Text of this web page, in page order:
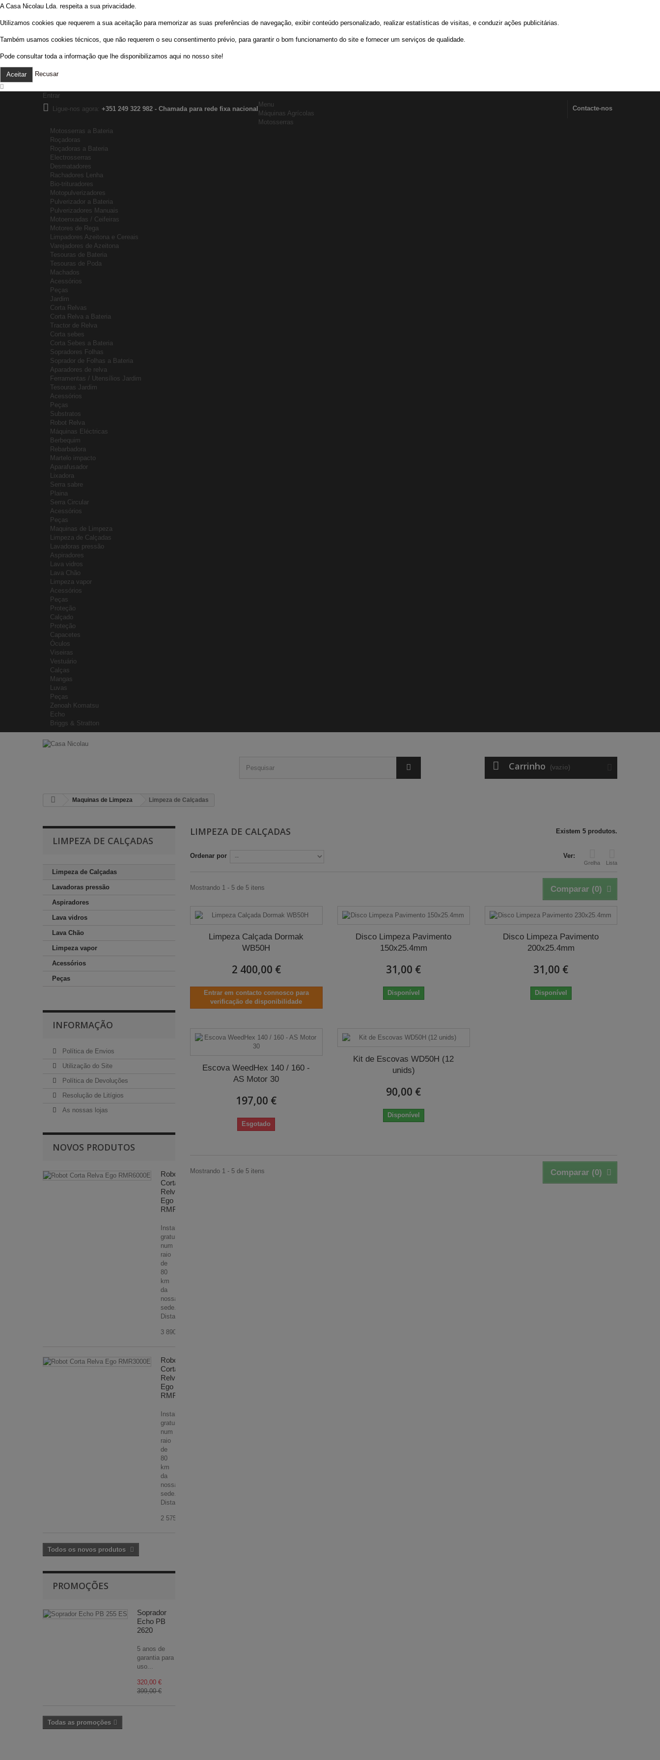
A Casa Nicolau Lda. respeita a sua privacidade.
Utilizamos cookies que requerem a sua aceitação para memorizar as suas preferências de navegação, exibir conteúdo personalizado, realizar estatísticas de visitas, e conduzir ações publicitárias.
Também usamos cookies técnicos, que não requerem o seu consentimento prévio, para garantir o bom funcionamento do site e fornecer um serviços de qualidade.
Pode consultar toda a informação que lhe disponibilizamos aqui no nosso site!
Aceitar Recusar
Entrar
Contacte-nos
Ligue-nos agora: +351 249 322 982 - Chamada para rede fixa nacional
Menu
Máquinas Agrícolas
Motosserras
Motosserras a Bateria
Roçadoras
Roçadoras a Bateria
Electrosserras
Desmatadores
Rachadores Lenha
Bio-trituradores
Motopulverizadores
Pulverizador a Bateria
Pulverizadores Manuais
Motoenxadas / Ceifeiras
Motores de Rega
Limpadores Azeitona e Cereais
Varejadores de Azeitona
Tesouras de Bateria
Tesouras de Poda
Machados
Acessórios
Peças
Jardim
Corta Relvas
Corta Relva a Bateria
Tractor de Relva
Corta sebes
Corta Sebes a Bateria
Sopradores Folhas
Soprador de Folhas a Bateria
Aparadores de relva
Ferramentas / Utensílios Jardim
Tesouras Jardim
Acessórios
Peças
Substratos
Robot Relva
Máquinas Eléctricas
Berbequim
Rebarbadora
Martelo impacto
Aparafusador
Lixadora
Serra sabre
Plaina
Serra Circular
Acessórios
Peças
Maquinas de Limpeza
Limpeza de Calçadas
Lavadoras pressão
Aspiradores
Lava vidros
Lava Chão
Limpeza vapor
Acessórios
Peças
Proteção
Calçado
Proteção
Capacetes
Óculos
Viseiras
Vestuário
Calças
Mangas
Luvas
Peças
Zenoah Komatsu
Echo
Briggs & Stratton
Carrinho (vazio)
Maquinas de Limpeza Limpeza de Calçadas
LIMPEZA DE CALÇADAS
Limpeza de Calçadas
Lavadoras pressão
Aspiradores
Lava vidros
Lava Chão
Limpeza vapor
Acessórios
Peças
INFORMAÇÃO
Política de Envios
Utilização do Site
Política de Devoluções
Resolução de Litígios
As nossas lojas
NOVOS PRODUTOS
Robot
Corta
Relva
Ego
RMR6000E
Instalação
gratuita
num
raio
de
80
km
da
nossa
sede.
Distancias...
3 890,00 €
Robot
Corta
Relva
Ego
RMR3000E
Instalação
gratuita
num
raio
de
80
km
da
nossa
sede.
Distancias...
2 575,00 €
Todos os novos produtos
PROMOÇÕES
Soprador
Echo PB
2620
5 anos de
garantia para
uso...
320,00 €
399,00 €
Todas as promoções
LIMPEZA DE CALÇADAS Existem 5 produtos.
Ver:
Grelha Lista
Ordenar por
Comparar (0)
Mostrando 1 - 5 de 5 itens
Limpeza Calçada Dormak
WB50H
2 400,00 €
Entrar em contacto connosco para
verificação de disponibilidade
Disco Limpeza Pavimento
150x25.4mm
31,00 €
Disponível
Disco Limpeza Pavimento
200x25.4mm
31,00 €
Disponível
Escova WeedHex 140 / 160 -
AS Motor 30
197,00 €
Esgotado
Kit de Escovas WD50H (12
unids)
90,00 €
Disponível
Comparar (0)
Mostrando 1 - 5 de 5 itens